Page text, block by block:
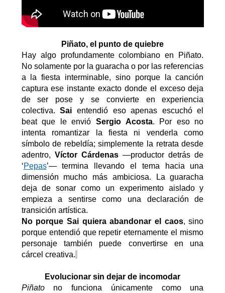
Piñato, el punto de quiebre
Hay algo profundamente colombiano en Piñato.
No solamente por la guaracha o por las referencias
a la fiesta interminable, sino porque la canción
captura ese instante exacto donde el exceso deja
de ser pose y se convierte en experiencia
colectiva.Sai entendió eso apenas escuchó el
beat que le envió Sergio Acosta. Por eso no
intenta romantizar la fiesta ni venderla como
símbolo de rebeldía; simplemente la retrata desde
adentro, Víctor Cárdenas—productor detrás de
‘Pepas’— termina llevando el tema hacia una
dimensión mucho más ambiciosa. La guaracha
deja de sonar como un experimento aislado y
empieza a sentirse como una declaración de
transición artística.
No porque Saiquiera abandonar el caos, sino
porque entendió que repetir eternamente el mismo
personaje también puede convertirse en una
cárcel creativa.
Evolucionar sin dejar de incomodar
Piñatono funciona únicamente como una